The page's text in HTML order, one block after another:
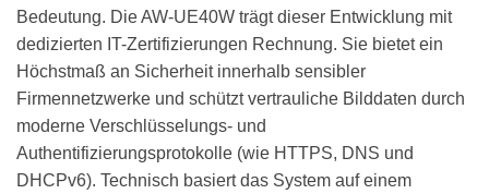
Bedeutung. Die AW-UE40W trägt dieser Entwicklung mit
dedizierten IT-Zertifizierungen Rechnung. Sie bietet ein
Höchstmaß an Sicherheit innerhalb sensibler
Firmennetzwerke und schützt vertrauliche Bilddaten durch
moderne Verschlüsselungs- und
Authentifizierungsprotokolle (wie HTTPS, DNS und
DHCPv6). Technisch basiert das System auf einem